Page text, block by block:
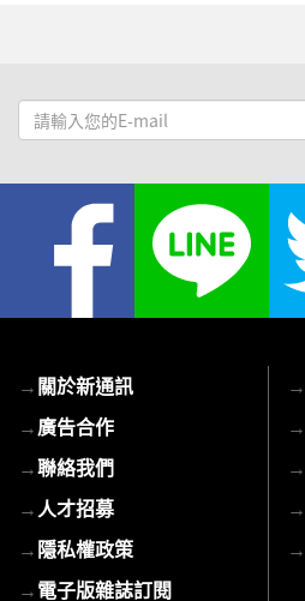
請
輸
→關於新通訊
→廣告合作
→聯絡我們
→人才招募
→隱私權政策
→電子版雜誌訂閱
→
→
→
→
→